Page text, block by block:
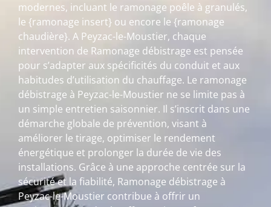
modernes, incluant le ramonage poêle à granulés,
le {ramonage insert} ou encore le {ramonage
chaudière}. A Peyzac-le-Moustier, chaque
intervention de Ramonage débistrage est pensée
pour s’adapter aux spécificités du conduit et aux
habitudes d’utilisation du chauffage. Le ramonage
débistrage à Peyzac-le-Moustier ne se limite pas à
un simple entretien saisonnier. Il s’inscrit dans une
démarche globale de prévention, visant à
améliorer le tirage, optimiser le rendement
énergétique et prolonger la durée de vie des
installations. Grâce à une approche centrée sur la
sécurité et la fiabilité, Ramonage débistrage à
Peyzac-le-Moustier contribue à offrir un